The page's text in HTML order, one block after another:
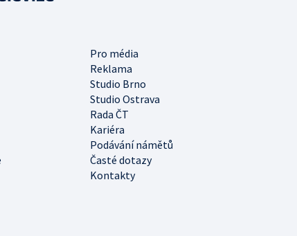
Pro média
Reklama
Studio Brno
Studio Ostrava
Rada ČT
Kariéra
Podávání námětů
Časté dotazy
Kontakty